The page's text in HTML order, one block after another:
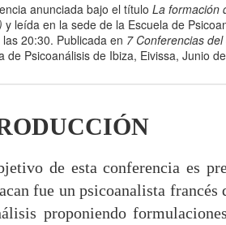
anunciada bajo el título La formación
y leída en la sede de la Escuela de
20:30. Publicada en 7 Conferencias
de Psicoanálisis de Ibiza, Eivissa, Junio
de esta conferencia es
fue un psicoanalista
proponiendo